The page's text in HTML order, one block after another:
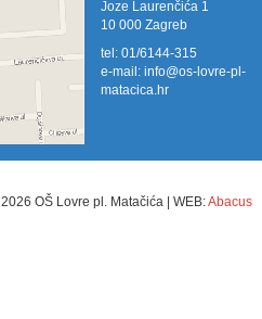
Joze Laurenčića 1
10 000 Zagreb
tel: 01/6144-315
e-mail: info@os-lovre-pl-
matacica.hr
2026 OŠ Lovre pl. Matačića | WEB:Abacus